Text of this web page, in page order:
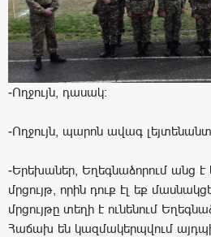
-Ողջույն, դասակ։
-Ողջույն, պարոն ավագ
-Երեխաներ, Եղեգնաձորում անց
մրցույթ, որին դուք էլ եք
մրցույթը տեղի է ունենում
Հաճախ են կազմակերպվում